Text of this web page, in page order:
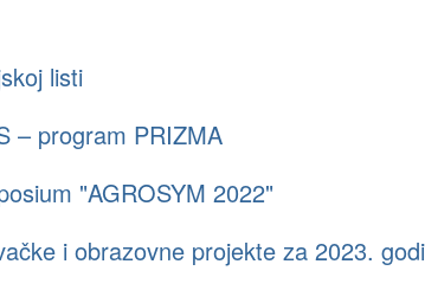
listi
– program PRIZMA
"AGROSYM 2022"
i obrazovne projekte za 2023.